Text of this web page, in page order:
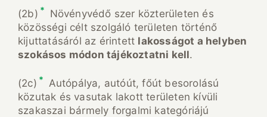
(2b) *
Növényvédő szer közterületen és
közösségi célt szolgáló területen történő
kijuttatásáról az érintett lakosságot a helyben
szokásos módon tájékoztatni kell.
(2c) *
Autópálya, autóút, főút besorolású
közutak és vasutak lakott területen kívüli
szakaszai bármely forgalmi kategóriájú